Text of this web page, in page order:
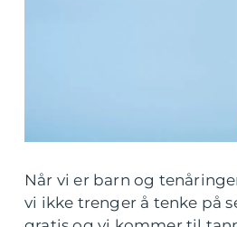
Når vi er barn og
vi ikke trenger å tenke på